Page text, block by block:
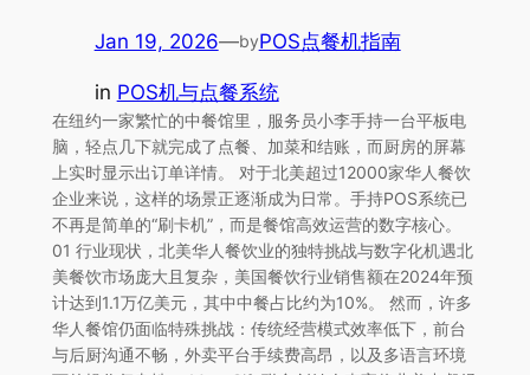
Jan 19, 2026—byPOS点餐机指南
in POS机与点餐系统
在纽约一家繁忙的中餐馆里，服务员小李手持一台平板电
脑，轻点几下就完成了点餐、加菜和结账，而厨房的屏幕
上实时显示出订单详情。 对于北美超过12000家华人餐饮
企业来说，这样的场景正逐渐成为日常。手持POS系统已
不再是简单的“刷卡机”，而是餐馆高效运营的数字核心。
01 行业现状，北美华人餐饮业的独特挑战与数字化机遇北
美餐饮市场庞大且复杂，美国餐饮行业销售额在2024年预
计达到1.1万亿美元，其中中餐占比约为10%。 然而，许多
华人餐馆仍面临特殊挑战：传统经营模式效率低下，前台
与后厨沟通不畅，外卖平台手续费高昂，以及多语言环境